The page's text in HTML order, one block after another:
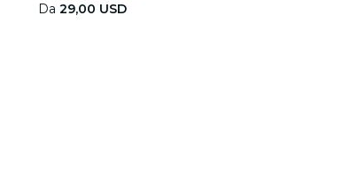
Da 29,00 USD